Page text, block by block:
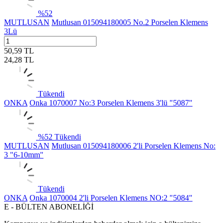
%52
MUTLUSAN Mutlusan 015094180005 No.2 Porselen Klemens
3Lü
50,59 TL
24,28 TL
Tükendi
ONKA Onka 1070007 No:3 Porselen Klemens 3'lü "5087"
%52 Tükendi
MUTLUSAN Mutlusan 015094180006 2'li Porselen Klemens No:
3 "6-10mm"
Tükendi
ONKA Onka 1070004 2'li Porselen Klemens NO:2 "5084"
E - BÜLTEN ABONELİĞİ